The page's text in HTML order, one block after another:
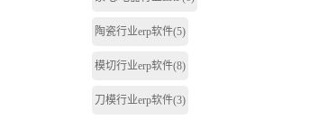
陶瓷行业erp软件(5)
模切行业erp软件(8)
刀模行业erp软件(3)